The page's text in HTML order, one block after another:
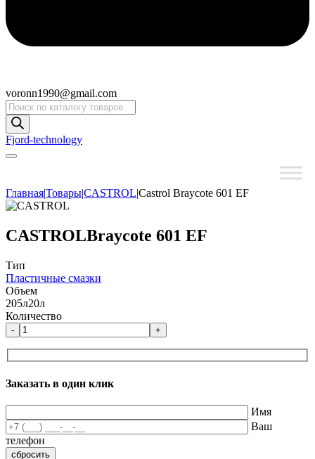
voronn1990@gmail.com
Поиск
товаров
Fjord-technology
Главная|Товары|CASTROL|Castrol Braycote 601 EF
CASTROLBraycote 601 EF
Тип
Пластичные смазки
Объем
205л20л
Количество
- +
Заказать в один клик
Имя
Ваш
телефон